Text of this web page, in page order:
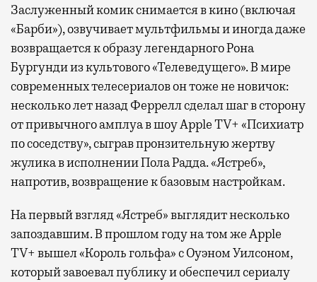
Заслуженный комик снимается в кино (включая
«Барби»), озвучивает мультфильмы и иногда даже
возвращается к образу легендарного Рона
Бургунди из культового «Телеведущего». В мире
современных телесериалов он тоже не новичок:
несколько лет назад Феррелл сделал шаг в сторону
от привычного амплуа в шоу Apple TV+ «Психиатр
по соседству», сыграв пронзительную жертву
жулика в исполнении Пола Радда. «Ястреб»,
напротив, возвращение к базовым настройкам.
На первый взгляд «Ястреб» выглядит несколько
запоздавшим. В прошлом году на том же Apple
TV+ вышел «Король гольфа» с Оуэном Уилсоном,
который завоевал публику и обеспечил сериалу